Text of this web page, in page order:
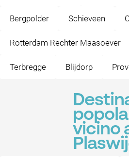
Bergpolder Schieveen
Rotterdam Rechter Maasoever
Terbregge Blijdorp
vicino